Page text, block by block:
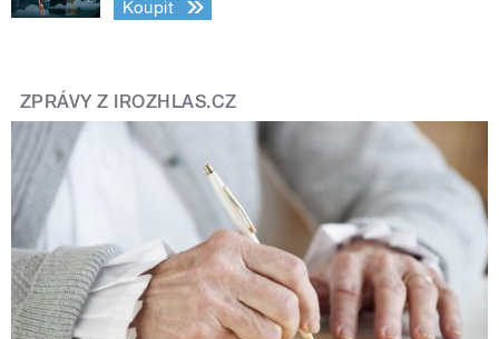
Koupit
ZPRÁVY Z IROZHLAS.CZ